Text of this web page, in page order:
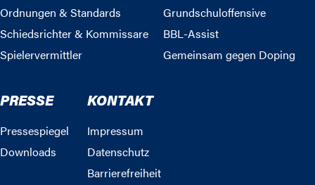
Ordnungen & Standards
Schiedsrichter & Kommissare
Spielervermittler
Grundschuloffensive
BBL-Assist
Gemeinsam gegen Doping
PRESSE
Pressespiegel
Downloads
KONTAKT
Impressum
Datenschutz
Barrierefreiheit